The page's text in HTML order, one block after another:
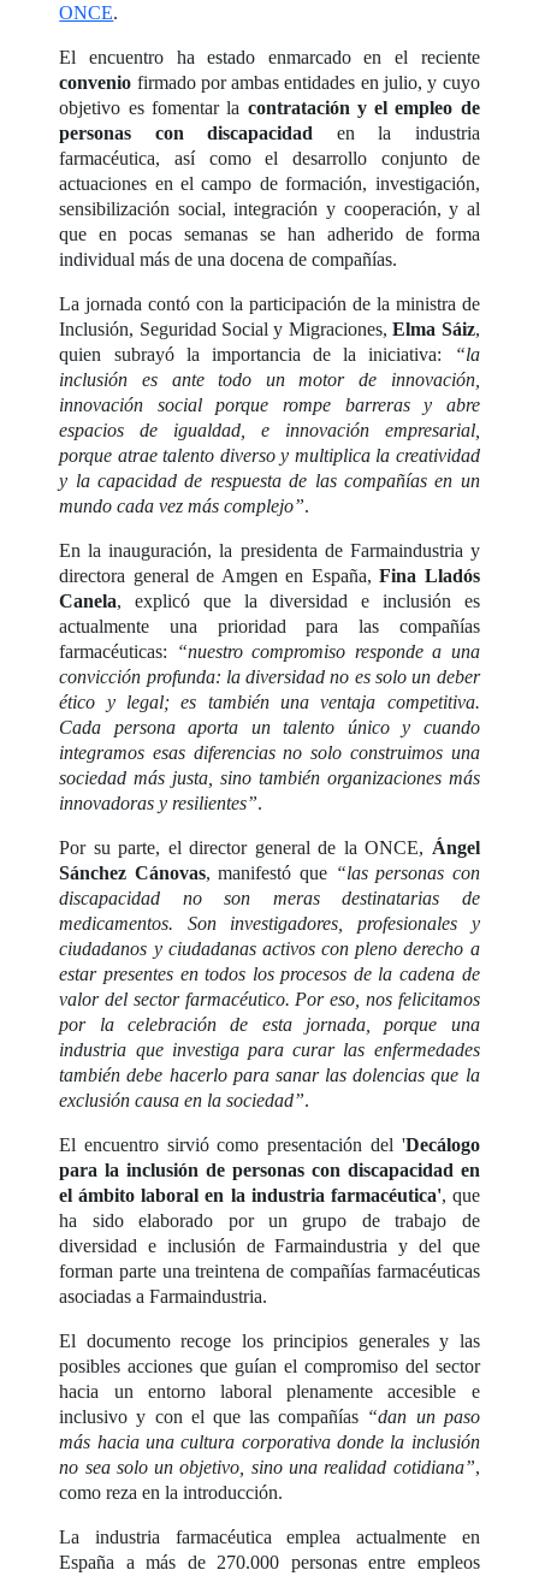
ONCE.
El encuentro ha estado enmarcado en el reciente
convenio firmado por ambas entidades en julio, y cuyo
objetivo es fomentar la contratación y el empleo de
personas con discapacidad en la industria
farmacéutica, así como el desarrollo conjunto de
actuaciones en el campo de formación, investigación,
sensibilización social, integración y cooperación, y al
que en pocas semanas se han adherido de forma
individual más de una docena de compañías.
La jornada contó con la participación de la ministra de
Inclusión, Seguridad Social y Migraciones,Elma Sáiz,
quien subrayó la importancia de la iniciativa:
“la
inclusión es ante todo un motor de innovación,
innovación social porque rompe barreras y abre
espacios de igualdad, e innovación empresarial,
porque atrae talento diverso y multiplica la creatividad
y la capacidad de respuesta de las compañías en un
mundo cada vez más complejo”.
En la inauguración, la presidenta de Farmaindustria y
directora general de Amgen en España,Fina Lladós
Canela, explicó que la diversidad e inclusión es
actualmente una prioridad para las compañías
farmacéuticas:
“nuestro compromiso responde a una
convicción profunda: la diversidad no es solo un deber
ético y legal; es también una ventaja competitiva.
Cada persona aporta un talento único y cuando
integramos esas diferencias no solo construimos una
sociedad más justa, sino también organizaciones más
innovadoras y resilientes”.
Por su parte, el director general de la ONCE, Ángel
Sánchez Cánovas, manifestó que “las personas con
discapacidad no son meras destinatarias de
medicamentos. Son investigadores, profesionales y
ciudadanos y ciudadanas activos con pleno derecho a
estar presentes en todos los procesos de la cadena de
valor del sector farmacéutico. Por eso, nos felicitamos
por la celebración de esta jornada, porque una
industria que investiga para curar las enfermedades
también debe hacerlo para sanar las dolencias que la
exclusión causa en la sociedad”.
El encuentro sirvió como presentación del 'Decálogo
para la inclusión de personas con discapacidad en
el ámbito laboral en la industria farmacéutica', que
ha sido elaborado por un grupo de trabajo de
diversidad e inclusión de Farmaindustria y del que
forman parte una treintena de compañías farmacéuticas
asociadas a Farmaindustria.
El documento recoge los principios generales y las
posibles acciones que guían el compromiso del sector
hacia un entorno laboral plenamente accesible e
inclusivo y con el que las compañías “dan un paso
más hacia una cultura corporativa donde la inclusión
no sea solo un objetivo, sino una realidad cotidiana”,
como reza en la introducción.
La industria farmacéutica emplea actualmente en
España a más de 270.000 personas entre empleos